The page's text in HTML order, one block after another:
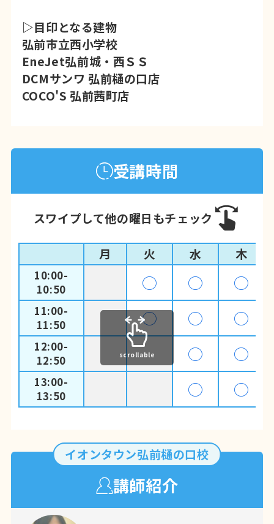
▷目印となる建物
弘前市立西小学校
EneJet弘前城・西ＳＳ
DCMサンワ 弘前樋の口店
COCO'S 弘前茜町店
受講時間
スワイプして他の曜日もチェック
月 火 水 木
10:00-
10:50
◯ ◯ ◯
11:00-
11:50
◯ ◯ ◯
12:00-
12:50
◯ ◯
13:00-
13:50
◯ ◯
scrollable
イオンタウン弘前樋の口校
講師紹介